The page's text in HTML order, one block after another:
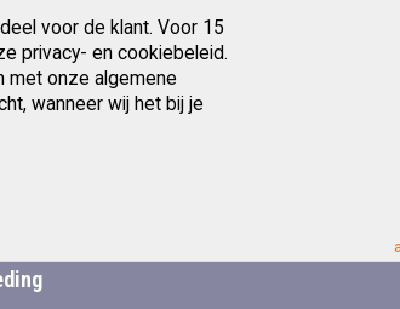
voor de klant. Voor 15
privacy- en cookiebeleid.
met onze algemene
wanneer wij het bij je
afhalen in Utrecht